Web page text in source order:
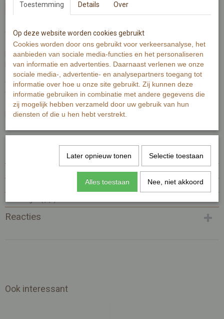
In winkelwagen
Waar de ene deur sluit, opent een nieuwe.
Een wenskaart waarbij de deur écht open en dicht kan.
Met deze kaart geef je moed!
Wenskaart is gedrukt op ca. 320 grams warmwit papier.
Wenskaart bevat rechte hoeken.
De Illustratie is gemaakt met aquarelverf en zwarte inkt.
MI490-132
7448101626690
MI490
Reacties
Ook interessant
Toestemming Details Over
Op deze website worden cookies gebruikt
Cookies worden door ons gebruikt voor verkeersanalyse, het
aanbieden van sociale media-functies en het personaliseren
van informatie en advertenties. Daarnaast verlenen we onze
sociale media-, advertentie- en analysepartners toegang tot
informatie over hoe u onze site gebruikt. Zij kunnen deze
informatie gebruiken in combinatie met andere gegevens die
zij mogelijk hebben verzameld door uw gebruik van hun
diensten of die u hen hebt verstrekt.
Later opnieuw tonen Selectie toestaan
Alles toestaan Nee, niet akkoord